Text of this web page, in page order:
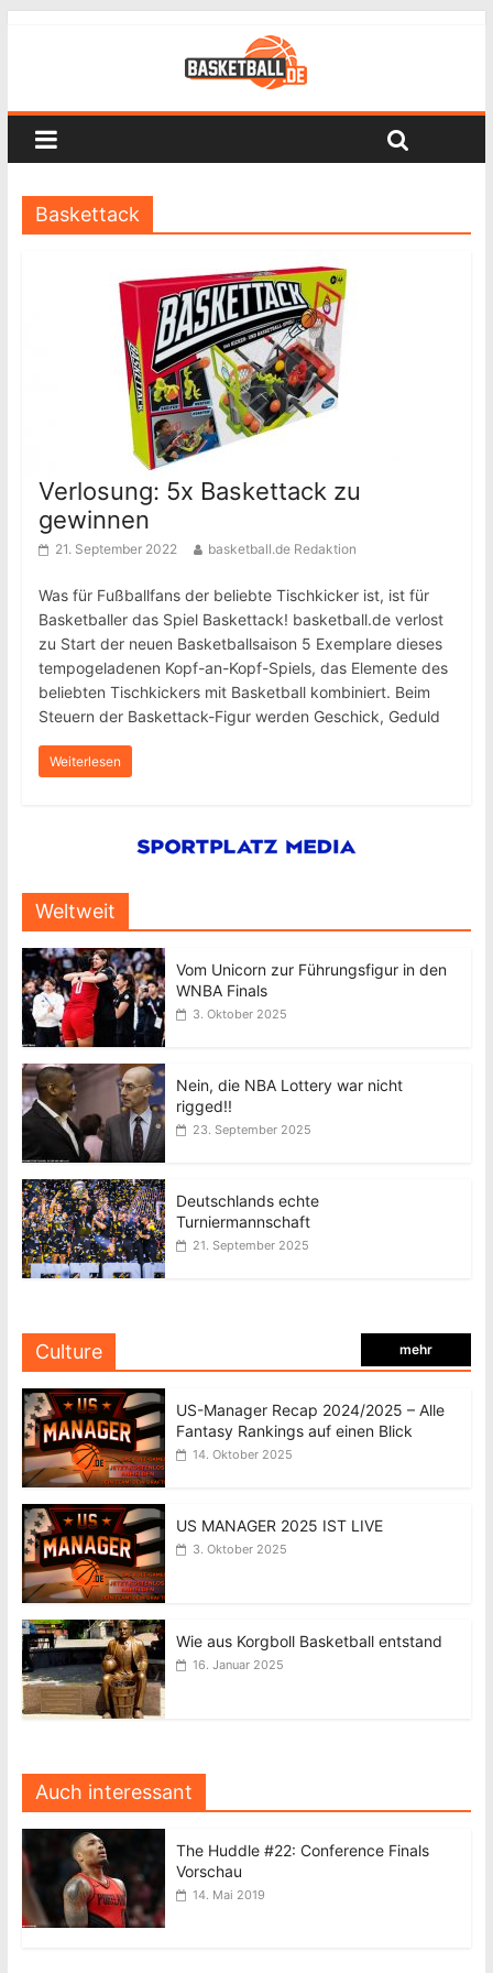
Baskettack
Verlosung: 5x Baskettack zu
gewinnen
21. September 2022 basketball.de Redaktion
Was für Fußballfans der beliebte Tischkicker ist, ist für
Basketballer das Spiel Baskettack! basketball.de verlost
zu Start der neuen Basketballsaison 5 Exemplare dieses
tempogeladenen Kopf-an-Kopf-Spiels, das Elemente des
beliebten Tischkickers mit Basketball kombiniert. Beim
Steuern der Baskettack-Figur werden Geschick, Geduld
Weiterlesen
Weltweit
Vom Unicorn zur Führungsfigur in den
WNBA Finals
3. Oktober 2025
Nein, die NBA Lottery war nicht
rigged!!
23. September 2025
Deutschlands echte
Turniermannschaft
21. September 2025
Culture mehr
US-Manager Recap 2024/2025 – Alle
Fantasy Rankings auf einen Blick
14. Oktober 2025
US MANAGER 2025 IST LIVE
3. Oktober 2025
Wie aus Korgboll Basketball entstand
16. Januar 2025
Auch interessant
The Huddle #22: Conference Finals
Vorschau
14. Mai 2019